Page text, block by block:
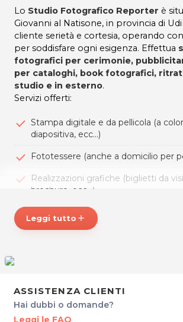
Lo Studio Fotografico Reporter è
Giovanni al Natisone, in provincia di
cliente serietà e cortesia, operando
per soddisfare ogni esigenza. Effettua
fotografici per cerimonie,
per cataloghi, book fotografici,
studio e in esterno.
Servizi offerti:
Stampa digitale e da pellicola (a
diapositiva, ecc...)
Fototessere (anche a domicilio per
Realizzazioni grafiche (biglietti da
brochure, ecc...)
Stampa su grandi formati e su
forex, plexiglas, ecc…)
Riversamenti su DVD da qualsiasi
(Super8mm, 8mm,mini DV, ecc...)
Leggi tutto add
ASSISTENZA CLIENTI
Hai dubbi o domande?
Leggi le FAQ